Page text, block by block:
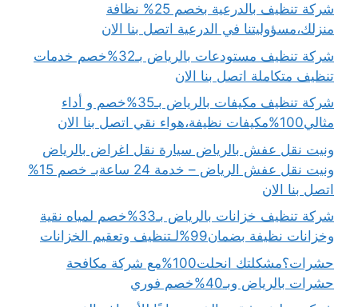
شركة تنظيف بالدرعية بخصم 25% نظافة
منزلك،مسؤوليتنا في الدرعية اتصل بنا الان
شركة تنظيف مستودعات بالرياض بـ32%خصم خدمات
تنظيف متكاملة اتصل بنا الان
شركة تنظيف مكيفات بالرياض بـ35%خصم و أداء
مثالي100%مكيفات نظيفة،هواء نقي اتصل بنا الان
ونيت نقل عفش بالرياض سيارة نقل اغراض بالرياض
ونيت نقل عفش الرياض – خدمة 24 ساعةبـ خصم 15%
اتصل بنا الان
شركة تنظيف خزانات بالرياض بـ33%خصم لمياه نقية
وخزانات نظيفة بضمان99%لـتنظيف وتعقيم الخزانات
حشرات؟مشكلتك انحلت100%مع شركة مكافحة
حشرات بالرياض وبـ40%خصم فوري